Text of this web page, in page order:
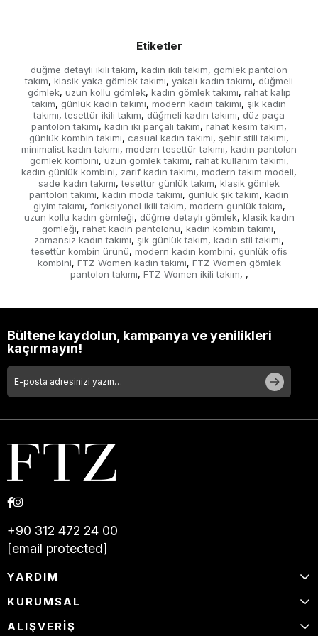
Etiketler
düğme detaylı ikili takım, kadın ikili takım, gömlek pantolon
takım, klasik yaka gömlek takımı, yakalı kadın takımı, düğmeli
gömlek, uzun kollu gömlek, kadın gömlek takımı, rahat kalıp
takım, günlük kadın takımı, modern kadın takımı, şık kadın
takımı, tesettür ikili takım, düğmeli kadın takımı, düz paça
pantolon takımı, kadın iki parçalı takım, rahat kesim takım,
günlük kombin takımı, casual kadın takımı, şehir stili takımı,
minimalist kadın takımı, modern tesettür takımı, kadın pantolon
gömlek kombini, uzun gömlek takımı, rahat kullanım takımı,
kadın günlük kombini, zarif kadın takımı, modern takım modeli,
sade kadın takımı, tesettür günlük takım, klasik gömlek
pantolon takımı, kadın moda takımı, günlük şık takım, kadın
giyim takımı, fonksiyonel ikili takım, modern günlük takım,
uzun kollu kadın gömleği, düğme detaylı gömlek, klasik kadın
gömleği, rahat kadın pantolonu, kadın kombin takımı,
zamansız kadın takımı, şık günlük takım, kadın stil takımı,
tesettür kombin ürünü, modern kadın kombini, günlük ofis
kombini, FTZ Women kadın takımı, FTZ Women gömlek
pantolon takımı, FTZ Women ikili takım, ,
Bültene kaydolun, kampanya ve yenilikleri
kaçırmayın!
+90 312 472 24 00
[email protected]
YARDIM
KURUMSAL
ALIŞVERİŞ